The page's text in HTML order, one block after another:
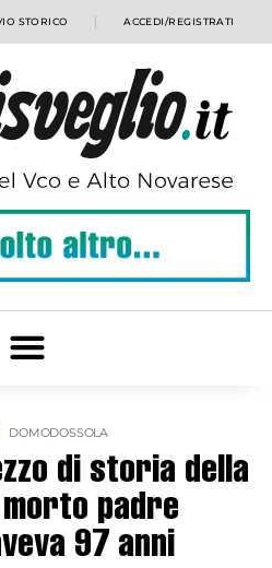
STORICO ACCEDI/REGISTRATI
DOMODOSSOLA
di storia della
morto padre
97 anni